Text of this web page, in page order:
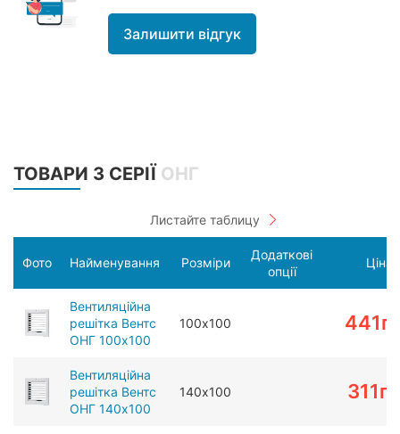
Залишити відгук
ТОВАРИ З СЕРІЇ ОНГ
Фото Найменування Розміри
Додаткові
опції
Ціна
Вентиляційна
решітка Вентс
ОНГ 100х100
100х100 441
Вентиляційна
решітка Вентс
ОНГ 140х100
140х100 311